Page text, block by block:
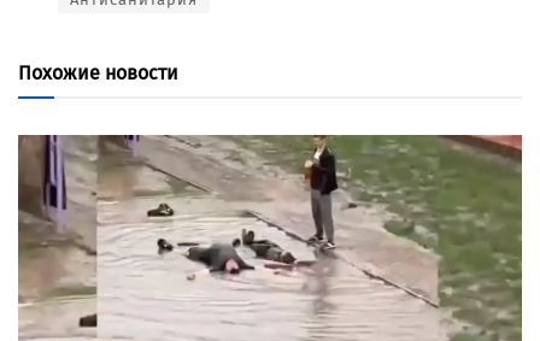
Похожие новости